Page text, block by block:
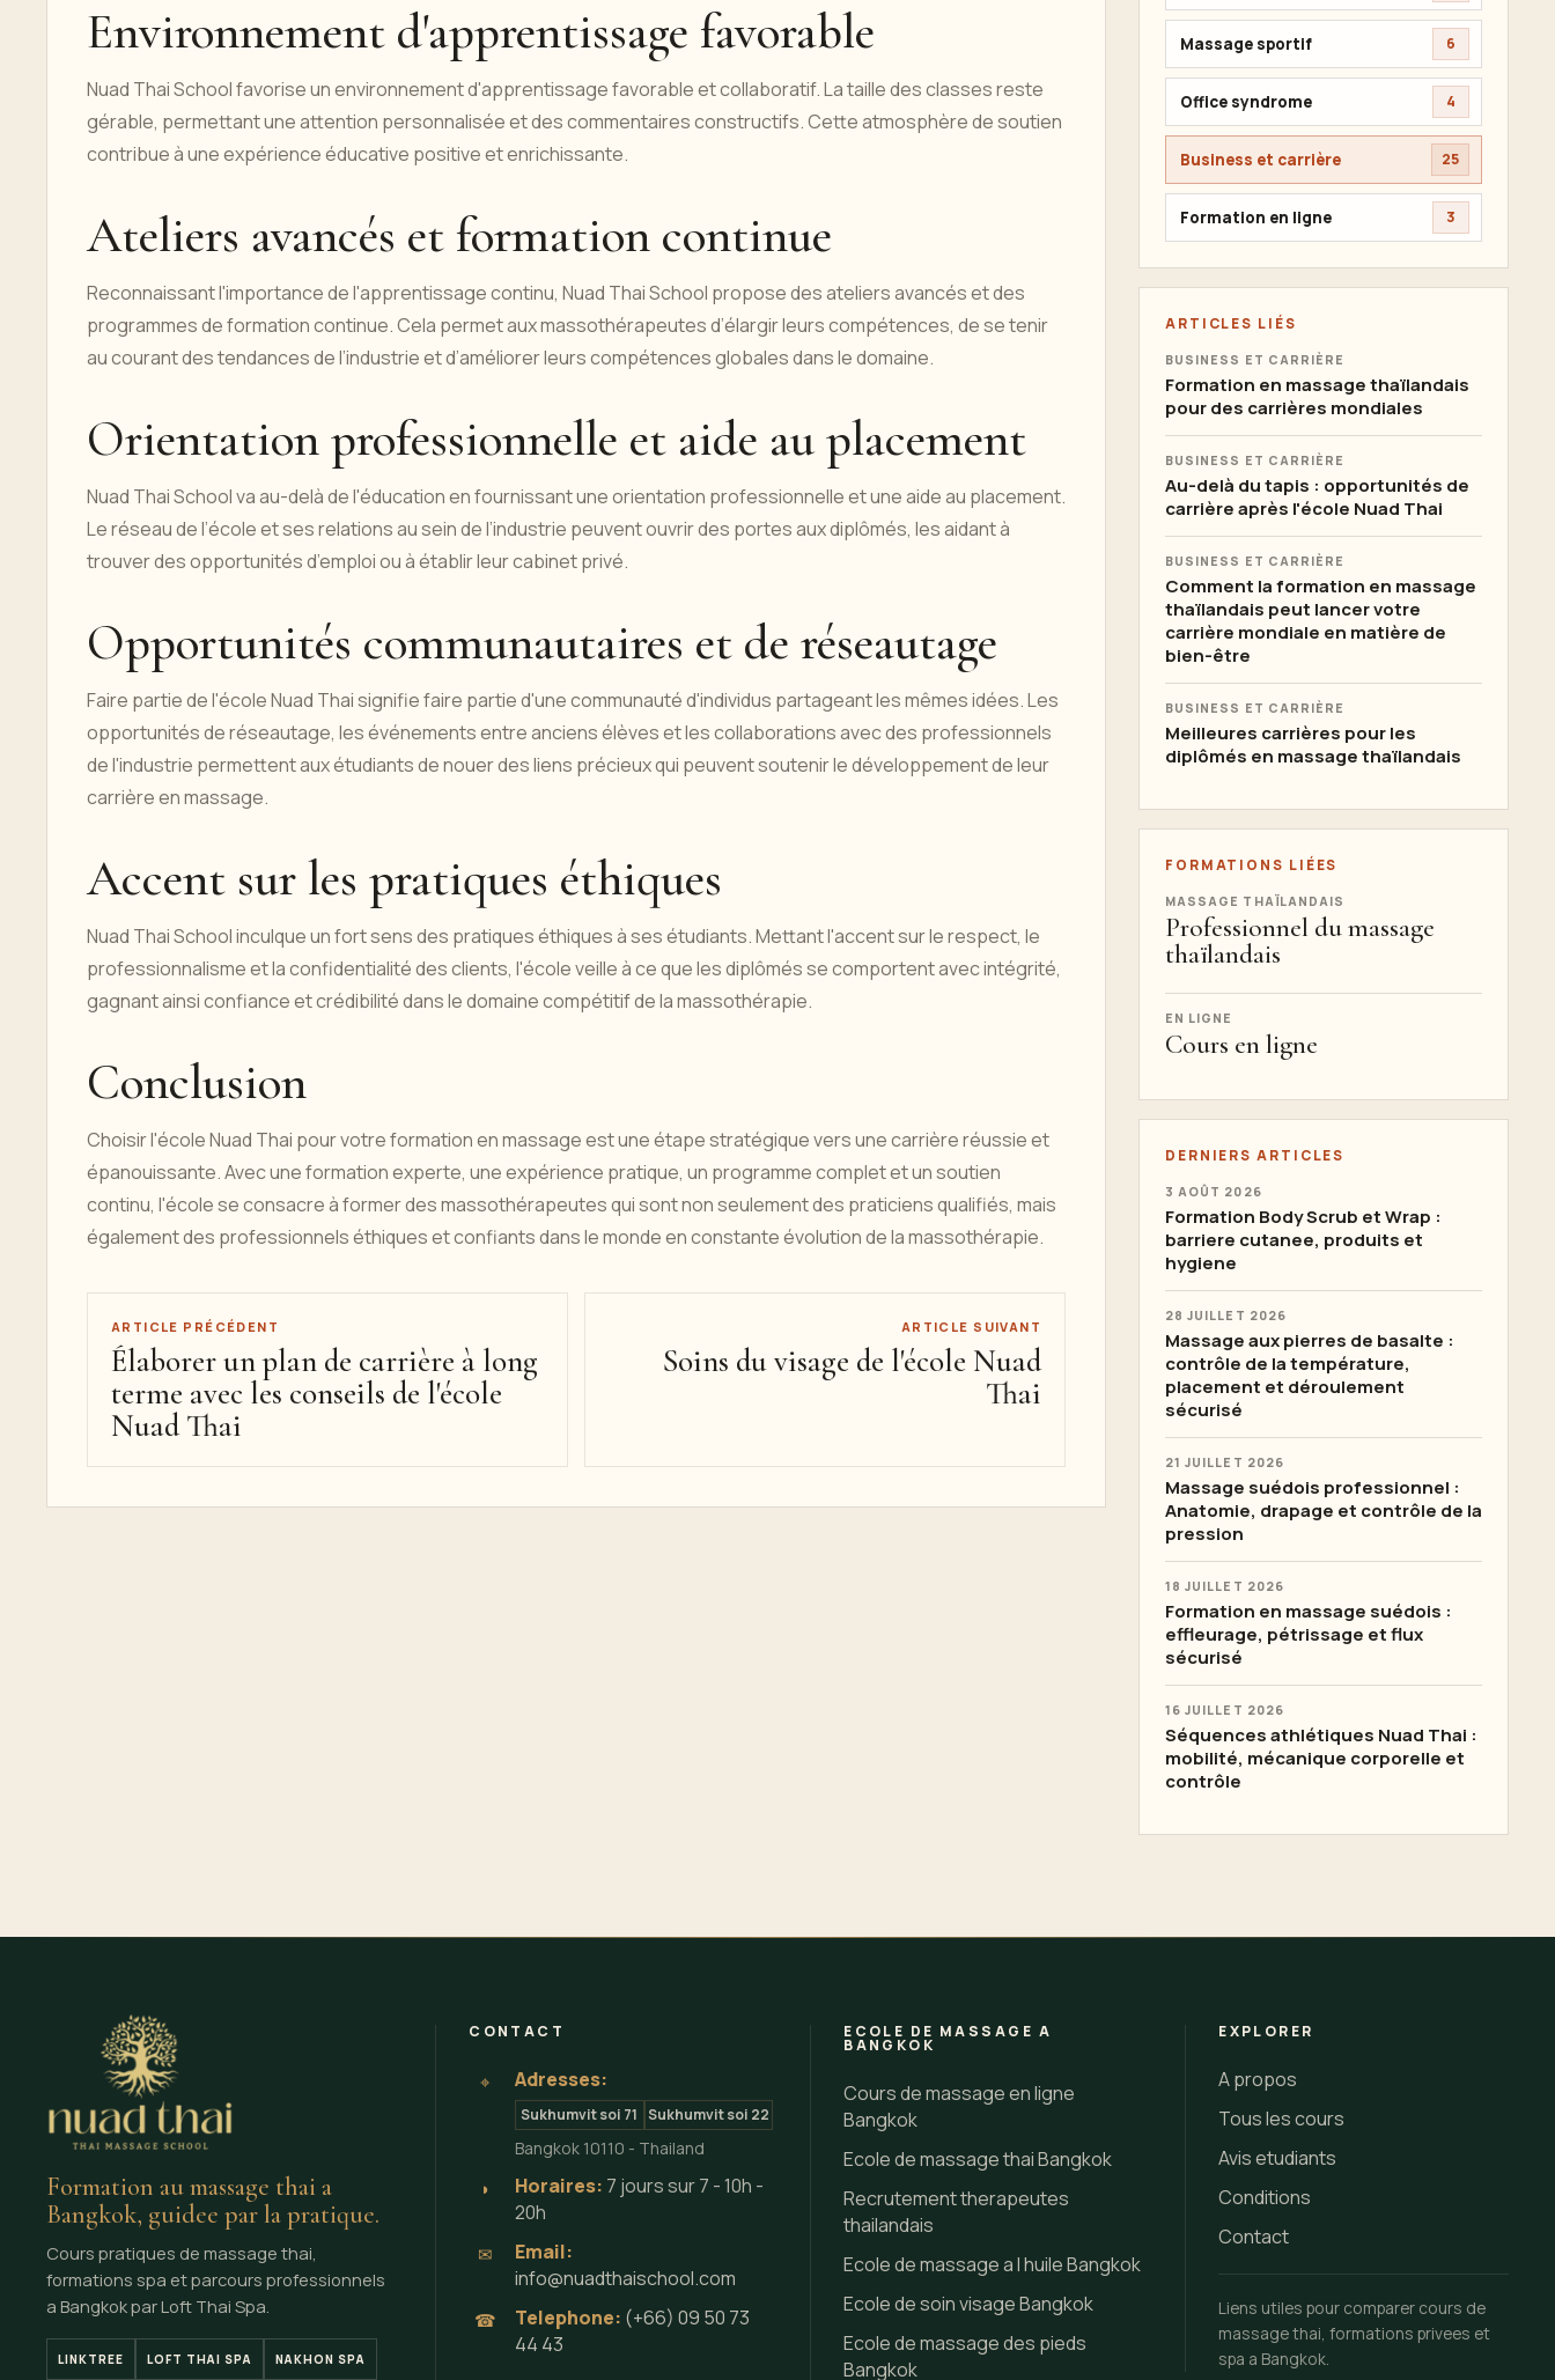
Environnement d'apprentissage favorable
Nuad Thai School favorise un environnement d'apprentissage favorable et collaboratif. La taille des classes reste
gérable, permettant une attention personnalisée et des commentaires constructifs. Cette atmosphère de soutien
contribue à une expérience éducative positive et enrichissante.
Ateliers avancés et formation continue
Reconnaissant l'importance de l'apprentissage continu, Nuad Thai School propose des ateliers avancés et des
programmes de formation continue. Cela permet aux massothérapeutes d’élargir leurs compétences, de se tenir
au courant des tendances de l’industrie et d’améliorer leurs compétences globales dans le domaine.
Orientation professionnelle et aide au placement
Nuad Thai School va au-delà de l'éducation en fournissant une orientation professionnelle et une aide au placement.
Le réseau de l’école et ses relations au sein de l’industrie peuvent ouvrir des portes aux diplômés, les aidant à
trouver des opportunités d’emploi ou à établir leur cabinet privé.
Opportunités communautaires et de réseautage
Faire partie de l'école Nuad Thai signifie faire partie d'une communauté d'individus partageant les mêmes idées. Les
opportunités de réseautage, les événements entre anciens élèves et les collaborations avec des professionnels
de l'industrie permettent aux étudiants de nouer des liens précieux qui peuvent soutenir le développement de leur
carrière en massage.
Accent sur les pratiques éthiques
Nuad Thai School inculque un fort sens des pratiques éthiques à ses étudiants. Mettant l'accent sur le respect, le
professionnalisme et la confidentialité des clients, l'école veille à ce que les diplômés se comportent avec intégrité,
gagnant ainsi confiance et crédibilité dans le domaine compétitif de la massothérapie.
Conclusion
Choisir l'école Nuad Thai pour votre formation en massage est une étape stratégique vers une carrière réussie et
épanouissante. Avec une formation experte, une expérience pratique, un programme complet et un soutien
continu, l'école se consacre à former des massothérapeutes qui sont non seulement des praticiens qualifiés, mais
également des professionnels éthiques et confiants dans le monde en constante évolution de la massothérapie.
ARTICLE PRÉCÉDENT
Élaborer un plan de carrière à long
terme avec les conseils de l'école
Nuad Thai
ARTICLE SUIVANT
Soins du visage de l'école Nuad
Thai
Massage sportif 6
Office syndrome 4
Business et carrière 25
Formation en ligne 3
ARTICLES LIÉS
BUSINESS ET CARRIÈRE
Formation en massage thaïlandais
pour des carrières mondiales
BUSINESS ET CARRIÈRE
Au-delà du tapis : opportunités de
carrière après l'école Nuad Thai
BUSINESS ET CARRIÈRE
Comment la formation en massage
thaïlandais peut lancer votre
carrière mondiale en matière de
bien-être
BUSINESS ET CARRIÈRE
Meilleures carrières pour les
diplômés en massage thaïlandais
FORMATIONS LIÉES
MASSAGE THAÏLANDAIS
Professionnel du massage
thaïlandais
EN LIGNE
Cours en ligne
DERNIERS ARTICLES
3 AOÛT 2026
Formation Body Scrub et Wrap :
barriere cutanee, produits et
hygiene
28 JUILLET 2026
Massage aux pierres de basalte :
contrôle de la température,
placement et déroulement
sécurisé
21 JUILLET 2026
Massage suédois professionnel :
Anatomie, drapage et contrôle de la
pression
18 JUILLET 2026
Formation en massage suédois :
effleurage, pétrissage et flux
sécurisé
16 JUILLET 2026
Séquences athlétiques Nuad Thai :
mobilité, mécanique corporelle et
contrôle
Formation au massage thai a
Bangkok, guidee par la pratique.
Cours pratiques de massage thai,
formations spa et parcours professionnels
a Bangkok par Loft Thai Spa.
LINKTREE LOFT THAI SPA NAKHON SPA
CONTACT
⌖ Adresses:
Sukhumvit soi 71 Sukhumvit soi 22
Bangkok 10110 - Thailand
◗ Horaires: 7 jours sur 7 - 10h -
20h
✉
Email:
info@nuadthaischool.com
☎ Telephone: (+66) 09 50 73
44 43
ECOLE DE MASSAGE A
BANGKOK
Cours de massage en ligne
Bangkok
Ecole de massage thai Bangkok
Recrutement therapeutes
thailandais
Ecole de massage a l huile Bangkok
Ecole de soin visage Bangkok
Ecole de massage des pieds
Bangkok
EXPLORER
A propos
Tous les cours
Avis etudiants
Conditions
Contact
Liens utiles pour comparer cours de
massage thai, formations privees et
spa a Bangkok.